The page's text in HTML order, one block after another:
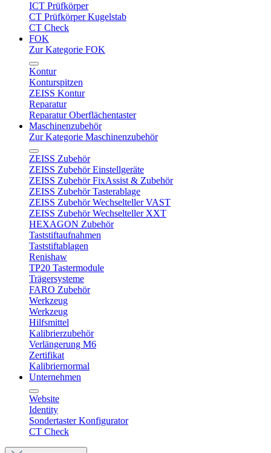
ICT Prüfkörper
CT Prüfkörper Kugelstab
CT Check
FOK
Zur Kategorie FOK
Kontur
Konturspitzen
ZEISS Kontur
Reparatur
Reparatur Oberflächentaster
Maschinenzubehör
Zur Kategorie Maschinenzubehör
ZEISS Zubehör
ZEISS Zubehör Einstellgeräte
ZEISS Zubehör FixAssist & Zubehör
ZEISS Zubehör Tasterablage
ZEISS Zubehör Wechselteller VAST
ZEISS Zubehör Wechselteller XXT
HEXAGON Zubehör
Taststiftaufnahmen
Taststiftablagen
Renishaw
TP20 Tastermodule
Trägersysteme
FARO Zubehör
Werkzeug
Werkzeug
Hilfsmittel
Kalibrierzubehör
Verlängerung M6
Zertifikat
Kalibriernormal
Unternehmen
Website
Identity
Sondertaster Konfigurator
CT Check